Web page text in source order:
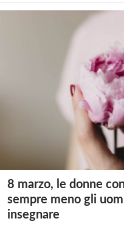
8 marzo, le donne
sempre meno gli
insegnare